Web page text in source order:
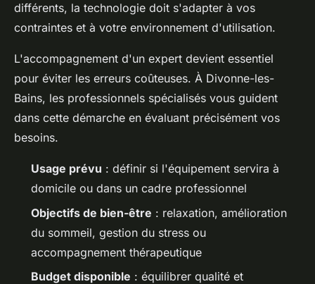
différents, la technologie doit s'adapter à vos
contraintes et à votre environnement d'utilisation.
L'accompagnement d'un expert devient essentiel
pour éviter les erreurs coûteuses. À Divonne-les-
Bains, les professionnels spécialisés vous guident
dans cette démarche en évaluant précisément vos
besoins.
Usage prévu : définir si l'équipement servira à
domicile ou dans un cadre professionnel
Objectifs de bien-être : relaxation, amélioration
du sommeil, gestion du stress ou
accompagnement thérapeutique
Budget disponible : équilibrer qualité et